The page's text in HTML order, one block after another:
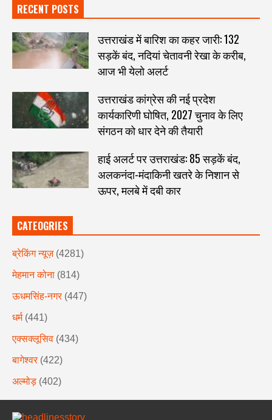
RECENT POSTS
उत्तराखंड में बारिश का कहर जारी: 132
सड़कें बंद, नदियां चेतावनी रेखा के करीब,
आज भी येलो अलर्ट
उत्तराखंड कांग्रेस की नई प्रदेश
कार्यकारिणी घोषित, 2027 चुनाव के लिए
संगठन को धार देने की तैयारी
हाई अलर्ट पर उत्तराखंड: 85 सड़कें बंद,
अलकनंदा-मंदाकिनी खतरे के निशान से
ऊपर, मलबे में दबी कार
CATEOGRIES
ब्रेकिंग न्यूज़ (4281)
मेहमान कोना (814)
ऊधमसिंह-नगर (447)
धर्म (441)
एक्सक्लूसिव (434)
बागेश्वर (422)
अल्मोड़ (402)